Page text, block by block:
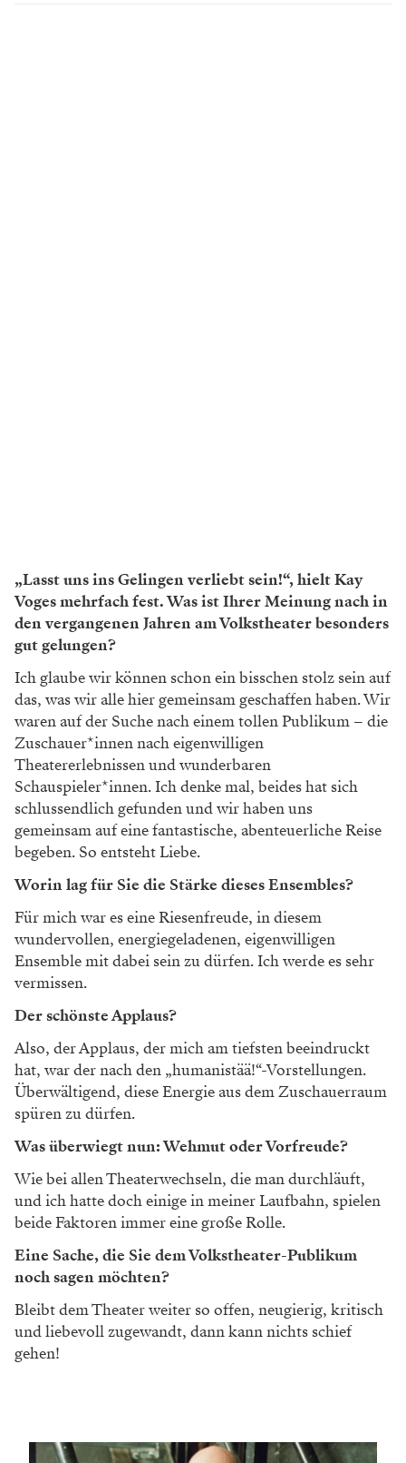
„Lasst uns ins Gelingen verliebt sein!“, hielt Kay
Voges mehrfach fest. Was ist Ihrer Meinung nach in
den vergangenen Jahren am Volkstheater besonders
gut gelungen?
Ich glaube wir können schon ein bisschen stolz sein auf
das, was wir alle hier gemeinsam geschaffen haben. Wir
waren auf der Suche nach einem tollen Publikum – die
Zuschauer*innen nach eigenwilligen
Theatererlebnissen und wunderbaren
Schauspieler*innen. Ich denke mal, beides hat sich
schlussendlich gefunden und wir haben uns
gemeinsam auf eine fantastische, abenteuerliche Reise
begeben. So entsteht Liebe.
Worin lag für Sie die Stärke dieses Ensembles?
Für mich war es eine Riesenfreude, in diesem
wundervollen, energiegeladenen, eigenwilligen
Ensemble mit dabei sein zu dürfen. Ich werde es sehr
vermissen.
Der schönste Applaus?
Also, der Applaus, der mich am tiefsten beeindruckt
hat, war der nach den „humanistää!“-Vorstellungen.
Überwältigend, diese Energie aus dem Zuschauerraum
spüren zu dürfen.
Was überwiegt nun: Wehmut oder Vorfreude?
Wie bei allen Theaterwechseln, die man durchläuft,
und ich hatte doch einige in meiner Laufbahn, spielen
beide Faktoren immer eine große Rolle.
Eine Sache, die Sie dem Volkstheater-Publikum
noch sagen möchten?
Bleibt dem Theater weiter so offen, neugierig, kritisch
und liebevoll zugewandt, dann kann nichts schief
gehen!